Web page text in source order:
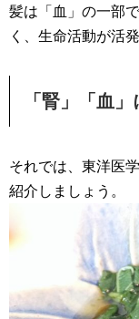
髪は「血」の一部
く、生命活動が活
「腎」「血
それでは、東洋医
紹介しましょう。